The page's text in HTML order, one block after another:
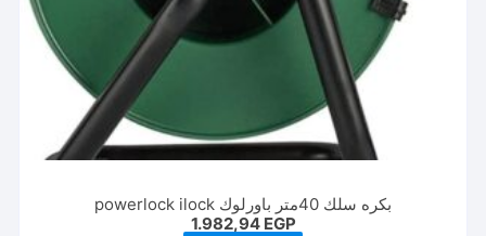
بكره سلك 40متر باورلوك powerlock ilock
1.982,94 EGP